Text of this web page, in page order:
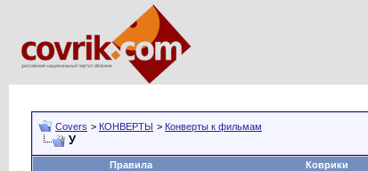
Covers > КОНВЕРТЫ > Конверты к фильмам
У
Правила
Коврики